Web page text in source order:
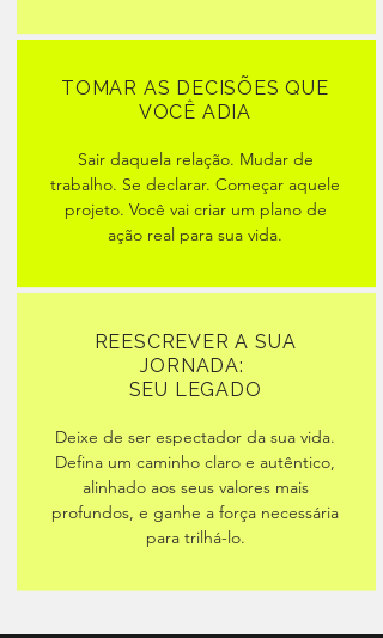
TOMAR AS DECISÕES QUE
VOCÊ ADIA
Sair daquela relação. Mudar de
trabalho. Se declarar. Começar aquele
projeto. Você vai criar um plano de
ação real para sua vida.
REESCREVER A SUA
JORNADA:
SEU LEGADO
Deixe de ser espectador da sua vida.
Defina um caminho claro e autêntico,
alinhado aos seus valores mais
profundos, e ganhe a força necessária
para trilhá-lo.